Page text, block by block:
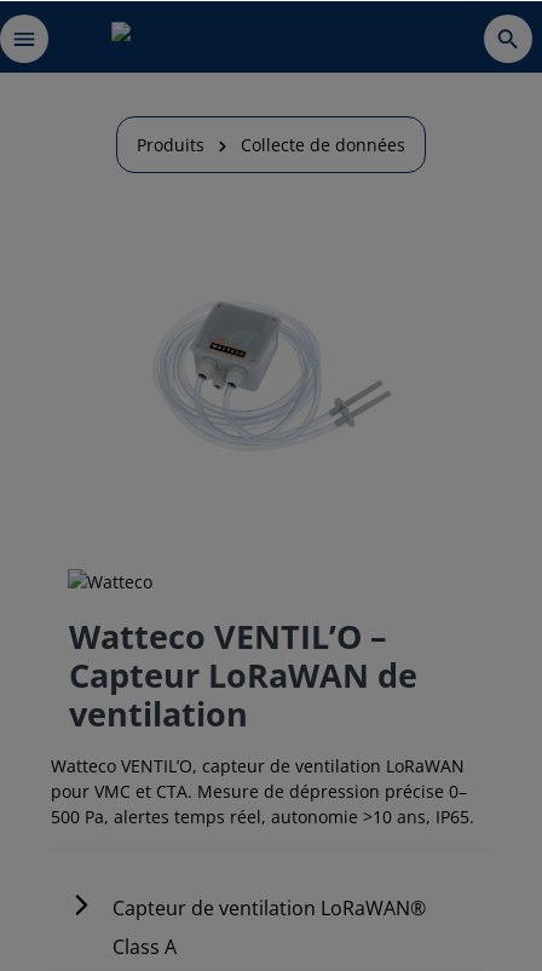
Produits Collecte de données
Watteco VENTIL’O –
Capteur LoRaWAN de
ventilation
Watteco VENTIL’O, capteur de ventilation LoRaWAN
pour VMC et CTA. Mesure de dépression précise 0–
500 Pa, alertes temps réel, autonomie >10 ans, IP65.
Capteur de ventilation LoRaWAN®
Class A